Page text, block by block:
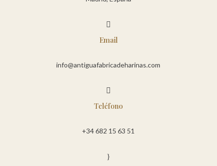

Email
info@antiguafabricadeharinas.com

Teléfono
+34 682 15 63 51
}